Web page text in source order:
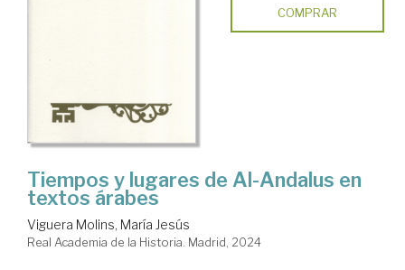
COMPRAR
Tiempos y lugares de Al-Andalus en
textos árabes
Viguera Molins, María Jesús
Real Academia de la Historia. Madrid, 2024